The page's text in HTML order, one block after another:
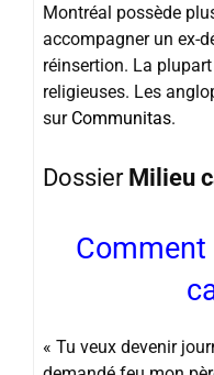
Montréal possède
accompagner un ex-
réinsertion. La
religieuses. Les
sur Communitas.
Dossier Milieu
« Tu veux devenir